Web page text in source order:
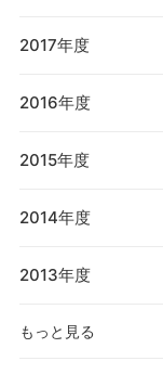
2017年度
2016年度
2015年度
2014年度
2013年度
もっと見る